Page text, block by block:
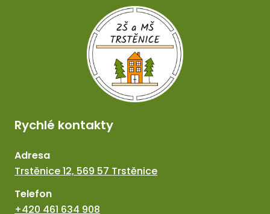
Rychlé kontakty
Adresa
Trstěnice 12, 569 57 Trstěnice
Telefon
+420 461 634 908